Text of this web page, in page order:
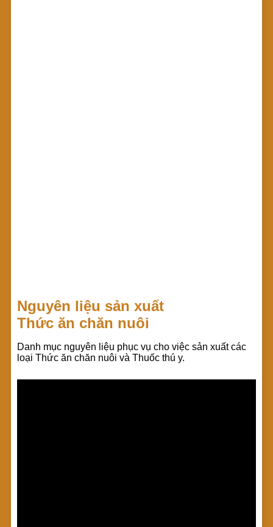
Nguyên liệu sản xuất
Thức ăn chăn nuôi
Danh mục nguyên liệu phục vụ cho việc sản xuất các
loại Thức ăn chăn nuôi và Thuốc thú y.